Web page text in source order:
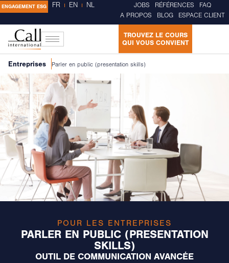
ENGAGEMENT ESG FR EN NL JOBS RÉFÉRENCES
FAQ
A PROPOS
BLOG ESPACE CLIENT
TROUVEZ LE COURS
QUI VOUS CONVIENT
Entreprises Parler en public (presentation skills)
POUR LES ENTREPRISES
PARLER EN PUBLIC (PRESENTATION
SKILLS)
OUTIL DE COMMUNICATION AVANCÉE